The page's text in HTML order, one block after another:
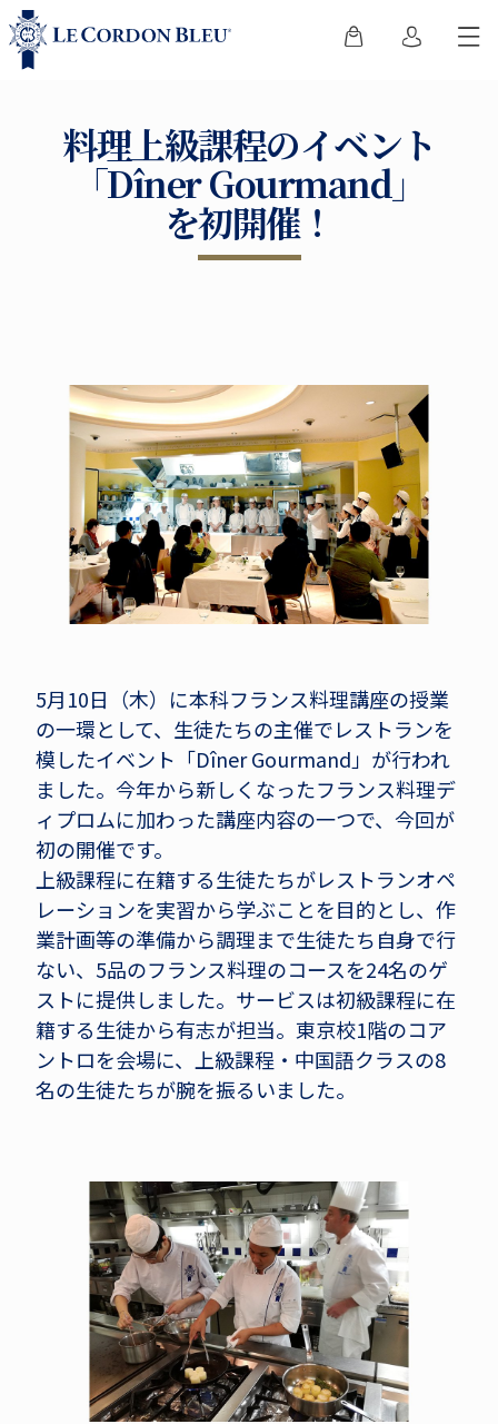
料理上級課程のイベント
「Dîner Gourmand」
を初開催！
5月10日（木）に本科フランス料理講座の授業
の一環として、生徒たちの主催でレストランを
模したイベント「Dîner Gourmand」が行われ
ました。今年から新しくなったフランス料理デ
ィプロムに加わった講座内容の一つで、今回が
初の開催です。
上級課程に在籍する生徒たちがレストランオペ
レーションを実習から学ぶことを目的とし、作
業計画等の準備から調理まで生徒たち自身で行
ない、5品のフランス料理のコースを24名のゲ
ストに提供しました。サービスは初級課程に在
籍する生徒から有志が担当。東京校1階のコア
ントロを会場に、上級課程・中国語クラスの8
名の生徒たちが腕を振るいました。